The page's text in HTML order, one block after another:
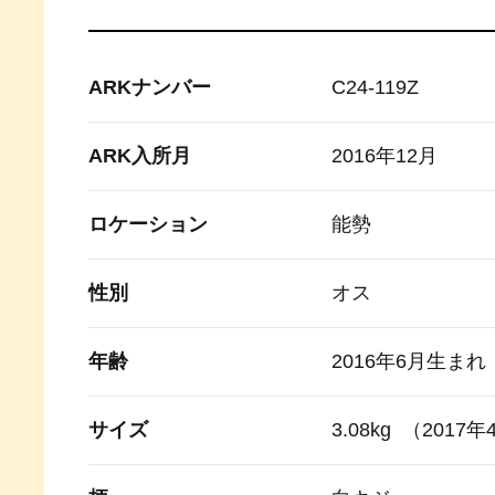
ARKナンバー C24-119Z
ARK入所月 2016年12月
ロケーション 能勢
性別 オス
年齢 2016年6月生まれ
サイズ 3.08kg （2017年